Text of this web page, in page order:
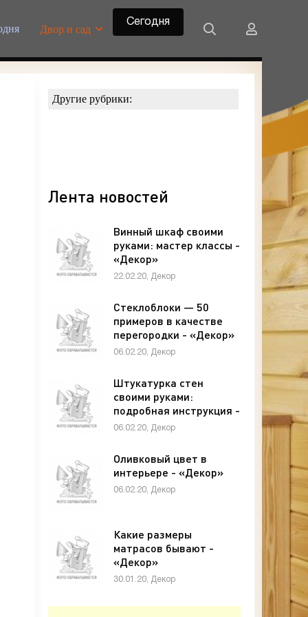
Двор и сад
Сегодня
Другие рубрики:
Лента новостей
Винный шкаф своими
руками: мастер классы -
«Декор»
22.02.20, Декор
Стеклоблоки — 50
примеров в качестве
перегородки - «Декор»
06.02.20, Декор
Штукатурка стен
своими руками:
подробная инструкция -
«Декор»
06.02.20, Декор
Оливковый цвет в
интерьере - «Декор»
06.02.20, Декор
Какие размеры
матрасов бывают -
«Декор»
30.01.20, Декор